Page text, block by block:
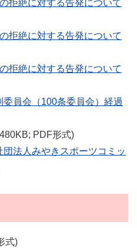
拒絶に対する告発について
拒絶に対する告発について
拒絶に対する告発について
員会（100条委員会）経過
PDF形式)
法人みやきスポーツコミッ
式)